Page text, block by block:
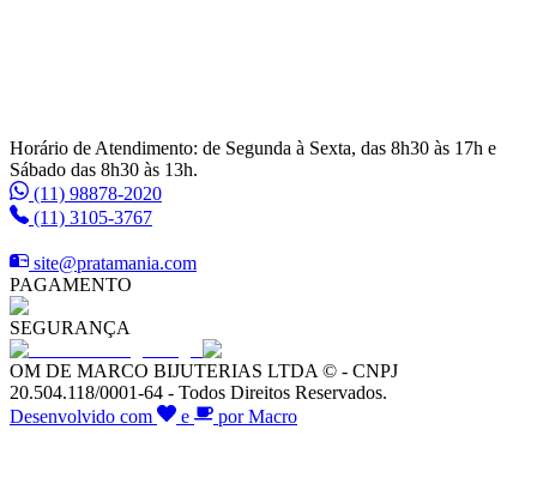
Horário de Atendimento: de Segunda à Sexta, das 8h30 às 17h e
Sábado das 8h30 às 13h.
(11) 98878-2020
(11) 3105-3767
site@pratamania.com
PAGAMENTO
SEGURANÇA
OM DE MARCO BIJUTERIAS LTDA © - CNPJ
20.504.118/0001-64 - Todos Direitos Reservados.
Desenvolvido com
e por Macro